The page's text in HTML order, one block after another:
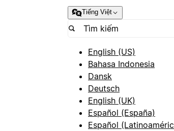
Tiếng Việt
English (US)
Bahasa Indonesia
Dansk
Deutsch
English (UK)
Español (España)
Español